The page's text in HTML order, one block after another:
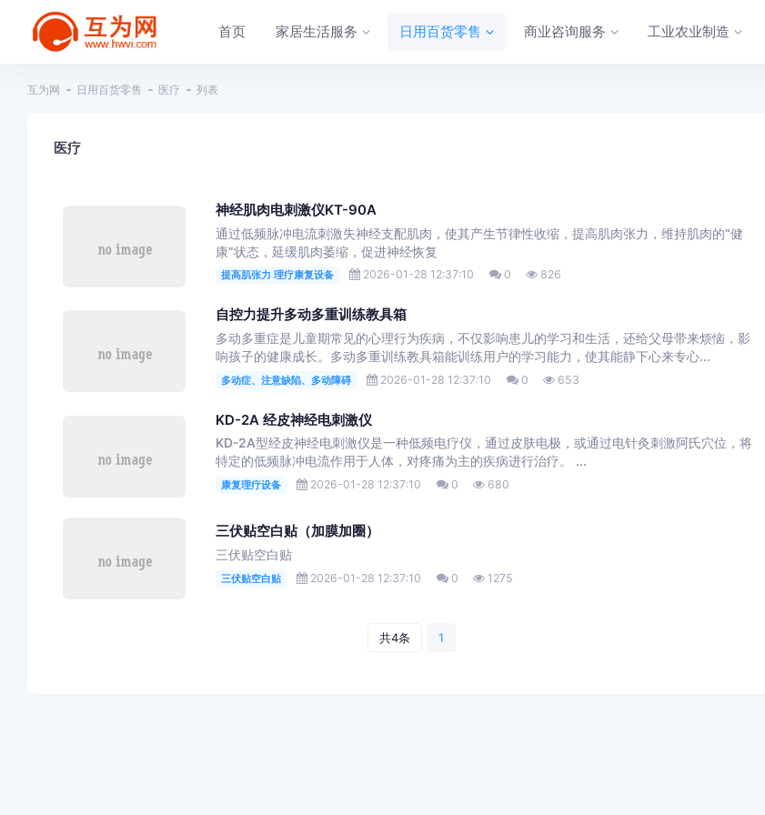
首页 家居生活服务 日用百货零售 商业咨询服务 工业农业制造
互为网 日用百货零售 医疗 列表
医疗
神经肌肉电刺激仪KT-90A
通过低频脉冲电流刺激失神经支配肌肉，使其产生节律性收缩，提高肌肉张力，维持肌肉的“健
康”状态，延缓肌肉萎缩，促进神经恢复
提高肌张力 理疗康复设备 2026-01-28 12:37:10 0 826
自控力提升多动多重训练教具箱
多动多重症是儿童期常见的心理行为疾病，不仅影响患儿的学习和生活，还给父母带来烦恼，影
响孩子的健康成长。多动多重训练教具箱能训练用户的学习能力，使其能静下心来专心...
多动症、注意缺陷、多动障碍 2026-01-28 12:37:10 0 653
KD-2A 经皮神经电刺激仪
KD-2A型经皮神经电刺激仪是一种低频电疗仪，通过皮肤电极，或通过电针灸刺激阿氏穴位，将
特定的低频脉冲电流作用于人体，对疼痛为主的疾病进行治疗。 ...
康复理疗设备 2026-01-28 12:37:10 0 680
三伏贴空白贴（加膜加圈）
三伏贴空白贴
三伏贴空白贴 2026-01-28 12:37:10 0 1275
共4条 1